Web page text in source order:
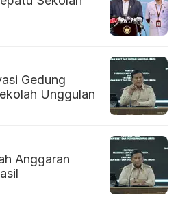
Gedung
Unggulan
Anggaran